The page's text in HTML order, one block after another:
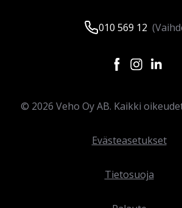
010 569 12
© 2026 Veho Oy AB. Kaikki
Evästeasetukset
Tietosuoja